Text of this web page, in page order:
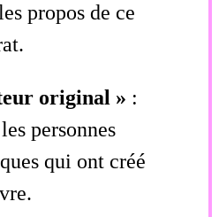
propos de ce
original » :
personnes
qui ont créé